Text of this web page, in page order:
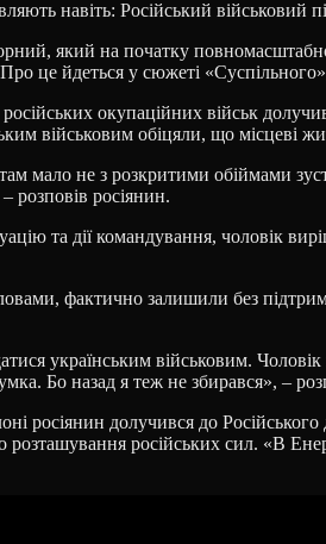
який на початку
це йдеться у сюжеті
окупаційних військ
військовим обіцяли, що місцеві
мало не з розкритими обіймами
розповів росіянин.
та дії командування, чоловік
фактично залишили без
українським військовим.
Бо назад я теж не збирався», –
росіянин долучився до
російських сил. «В